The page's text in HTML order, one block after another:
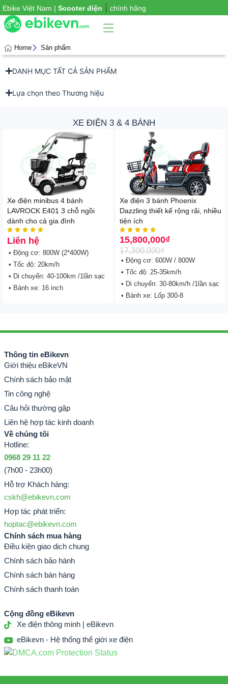
Ebike Việt Nam | Scooter điện chính hãng
Home Sản phẩm
DANH MỤC TẤT CẢ SẢN PHẨM
Lựa chọn theo Thương hiệu
XE ĐIỆN 3 & 4 BÁNH
Xe điện minibus 4 bánh
LAVROCK E401 3 chỗ ngồi
dành cho cả gia đình
    
Liên hệ
• Động cơ: 800W (2*400W)
• Tốc độ: 20km/h
• Di chuyển: 40-100km /1lần sạc
• Bánh xe: 16 inch
Xe điện 3 bánh Phoenix
Dazzling thiết kế rộng rãi, nhiều
tiện ích
    
17,300,000₫
15,800,000₫
• Động cơ: 600W / 800W
• Tốc độ: 25-35km/h
• Di chuyển: 30-80km/h /1lần sạc
• Bánh xe: Lốp 300-8
Thông tin eBikevn
Giới thiệu eBikeVN
Chính sách bảo mật
Tin công nghệ
Câu hỏi thường gặp
Liên hệ hợp tác kinh doanh
Về chúng tôi
Hotline:
0968 29 11 22
(7h00 - 23h00)
Hỗ trợ Khách hàng:
cskh@ebikevn.com
Hợp tác phát triển:
hoptac@ebikevn.com
Chính sách mua hàng
Điều kiện giao dịch chung
Chính sách bảo hành
Chính sách bán hàng
Chính sách thanh toán
Cộng đồng eBikevn
Xe điện thông minh | eBikevn
eBikevn - Hệ thống thế giới xe điện